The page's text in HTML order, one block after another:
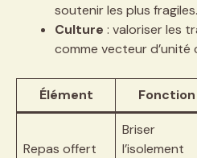
soutenir les plus fragiles.
Culture : valoriser les
comme vecteur d’unité
Élément Fonction
Repas offert
Briser
l’isolement